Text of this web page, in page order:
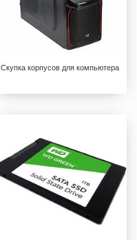
Скупка корпусов для компьютера